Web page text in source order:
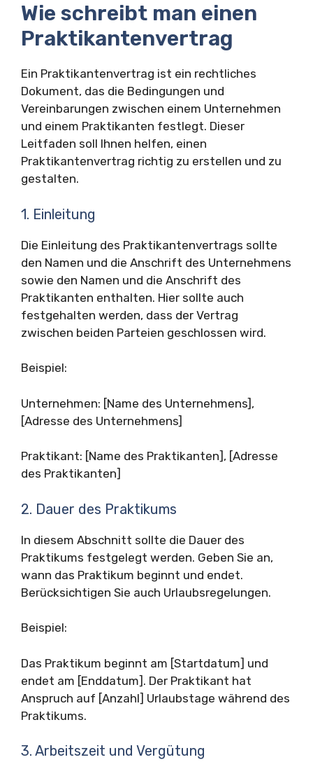
Wie schreibt man einen
Praktikantenvertrag
Ein Praktikantenvertrag ist ein rechtliches
Dokument, das die Bedingungen und
Vereinbarungen zwischen einem Unternehmen
und einem Praktikanten festlegt. Dieser
Leitfaden soll Ihnen helfen, einen
Praktikantenvertrag richtig zu erstellen und zu
gestalten.
1. Einleitung
Die Einleitung des Praktikantenvertrags sollte
den Namen und die Anschrift des Unternehmens
sowie den Namen und die Anschrift des
Praktikanten enthalten. Hier sollte auch
festgehalten werden, dass der Vertrag
zwischen beiden Parteien geschlossen wird.
Beispiel:
Unternehmen: [Name des Unternehmens],
[Adresse des Unternehmens]
Praktikant: [Name des Praktikanten], [Adresse
des Praktikanten]
2. Dauer des Praktikums
In diesem Abschnitt sollte die Dauer des
Praktikums festgelegt werden. Geben Sie an,
wann das Praktikum beginnt und endet.
Berücksichtigen Sie auch Urlaubsregelungen.
Beispiel:
Das Praktikum beginnt am [Startdatum] und
endet am [Enddatum]. Der Praktikant hat
Anspruch auf [Anzahl] Urlaubstage während des
Praktikums.
3. Arbeitszeit und Vergütung